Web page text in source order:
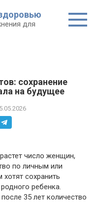
для
сохранение
на будущее
число женщин,
по личным или
сохранить
ребенка.
35 лет количество